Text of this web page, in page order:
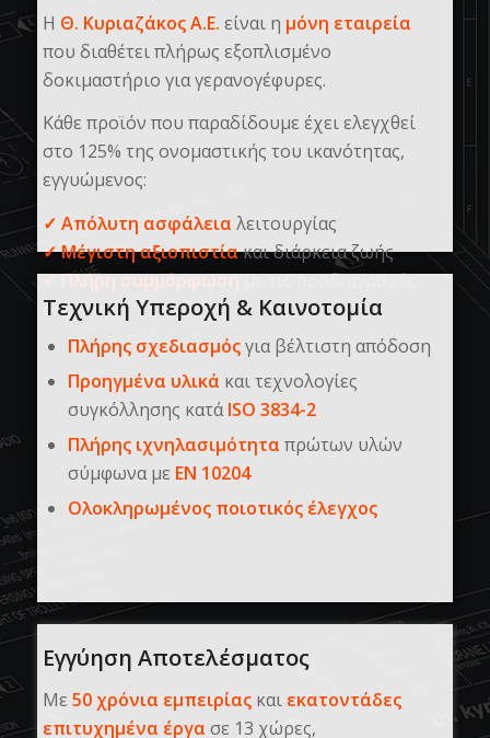
Η Θ. Κυριαζάκος Α.Ε. είναι η μόνη εταιρεία
που διαθέτει πλήρως εξοπλισμένο
δοκιμαστήριο για γερανογέφυρες.
Κάθε προϊόν που παραδίδουμε έχει ελεγχθεί
στο 125% της ονομαστικής του ικανότητας,
εγγυώμενος:
✓ Απόλυτη ασφάλεια λειτουργίας
✓Μέγιστη αξιοπιστίακαι διάρκεια ζωής
✓Πλήρη συμμόρφωσημε τις προδιαγραφές
σας
Τεχνική Υπεροχή & Καινοτομία
Πλήρης σχεδιασμόςγια βέλτιστη απόδοση
Προηγμένα υλικά και τεχνολογίες
συγκόλλησης κατάISO 3834-2
Πλήρης ιχνηλασιμότητα πρώτων υλών
σύμφωνα με EN 10204
Ολοκληρωμένος ποιοτικός έλεγχος
Εγγύηση Αποτελέσματος
Με 50 χρόνια εμπειρίαςκαι εκατοντάδες
επιτυχημένα έργα σε 13 χώρες,